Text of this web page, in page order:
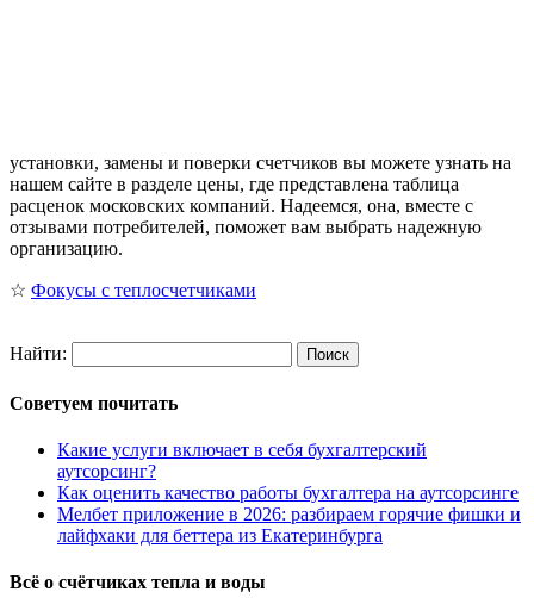
установки, замены и поверки счетчиков вы можете узнать на
нашем сайте в разделе цены, где представлена таблица
расценок московских компаний. Надеемся, она, вместе с
отзывами потребителей, поможет вам выбрать надежную
организацию.
☆ Фокусы с теплосчетчиками
Найти:
Советуем почитать
Какие услуги включает в себя бухгалтерский
аутсорсинг?
Как оценить качество работы бухгалтера на аутсорсинге
Мелбет приложение в 2026: разбираем горячие фишки и
лайфхаки для беттера из Екатеринбурга
Всё о счётчиках тепла и воды